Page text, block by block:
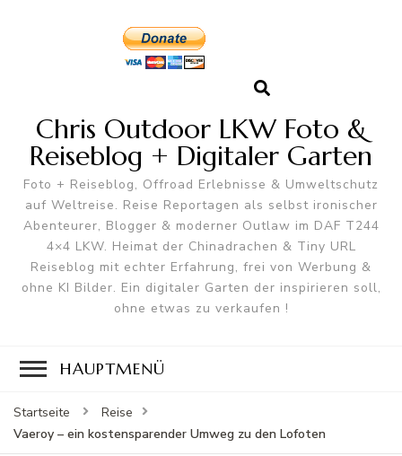
Chris Outdoor LKW Foto &
Reiseblog + Digitaler Garten
Foto + Reiseblog, Offroad Erlebnisse & Umweltschutz
auf Weltreise. Reise Reportagen als selbst ironischer
Abenteurer, Blogger & moderner Outlaw im DAF T244
4×4 LKW. Heimat der Chinadrachen & Tiny URL
Reiseblog mit echter Erfahrung, frei von Werbung &
ohne KI Bilder. Ein digitaler Garten der inspirieren soll,
ohne etwas zu verkaufen !
HAUPTMENÜ
Startseite
Reise
Vaeroy – ein kostensparender Umweg zu den Lofoten